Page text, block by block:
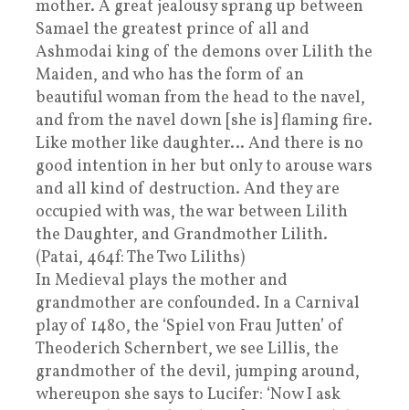
mother. A great jealousy sprang up between
Samael the greatest prince of all and
Ashmodai king of the demons over Lilith the
Maiden, and who has the form of an
beautiful woman from the head to the navel,
and from the navel down [she is] flaming fire.
Like mother like daughter… And there is no
good intention in her but only to arouse wars
and all kind of destruction. And they are
occupied with was, the war between Lilith
the Daughter, and Grandmother Lilith.
(Patai, 464f: The Two Liliths)
In Medieval plays the mother and
grandmother are confounded. In a Carnival
play of 1480, the ‘Spiel von Frau Jutten’ of
Theoderich Schernbert, we see Lillis, the
grandmother of the devil, jumping around,
whereupon she says to Lucifer: ‘Now I ask